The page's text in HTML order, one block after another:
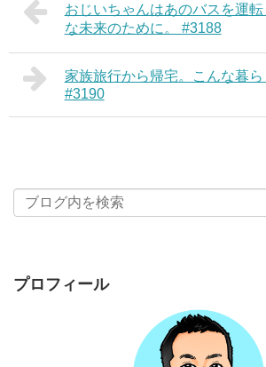
おじいちゃんはあのバスを運
な未来のために。 #3188
家族旅行から帰宅。こんな暮ら
#3190
プロフィール